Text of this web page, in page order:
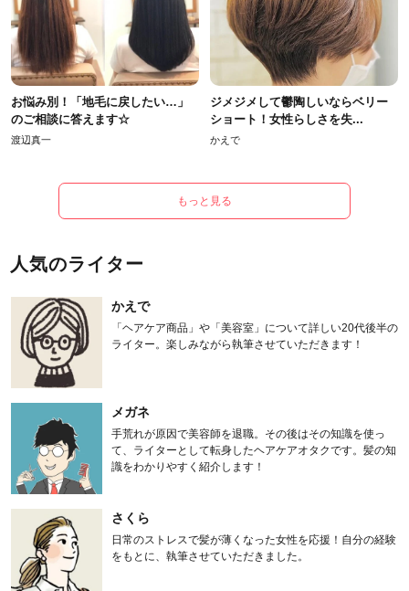
お悩み別！「地毛に戻したい…」
のご相談に答えます☆
渡辺真一
ジメジメして鬱陶しいならベリー
ショート！女性らしさを失...
かえで
もっと見る
人気のライター
かえで
「ヘアケア商品」や「美容室」について詳しい20代後半の
ライター。楽しみながら執筆させていただきます！
メガネ
手荒れが原因で美容師を退職。その後はその知識を使っ
て、ライターとして転身したヘアケアオタクです。髪の知
識をわかりやすく紹介します！
さくら
日常のストレスで髪が薄くなった女性を応援！自分の経験
をもとに、執筆させていただきました。